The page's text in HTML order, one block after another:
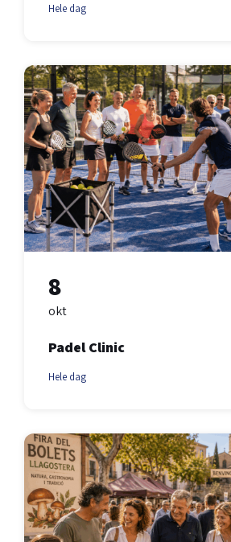
Hele dag
8
okt
Padel Clinic
Hele dag